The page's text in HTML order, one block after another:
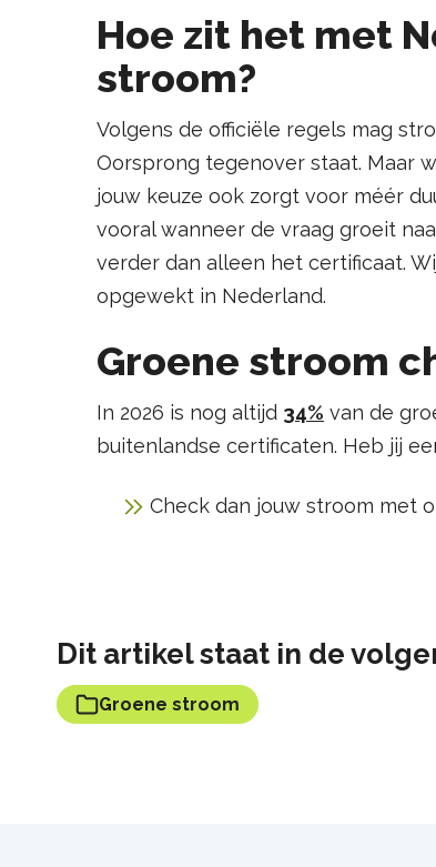
Hoe zit het met
stroom?
Volgens de officiële regels mag
Oorsprong tegenover staat. Maar
jouw keuze ook zorgt voor méér
vooral wanneer de vraag groeit
verder dan alleen het certificaat.
opgewekt in Nederland.
Groene stroom
In 2026 is nog altijd 34% van de
buitenlandse certificaten. Heb jij
Check dan jouw stroom met
Dit artikel staat in de
Groene stroom